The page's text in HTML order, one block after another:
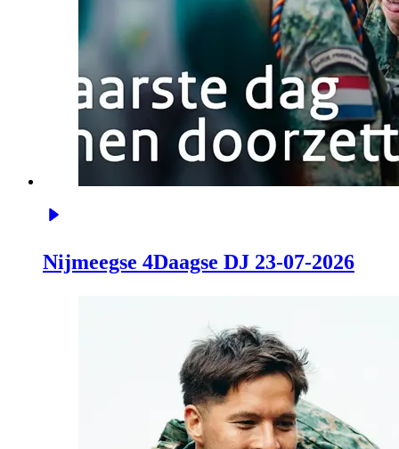
Nijmeegse 4Daagse DJ 23-07-2026